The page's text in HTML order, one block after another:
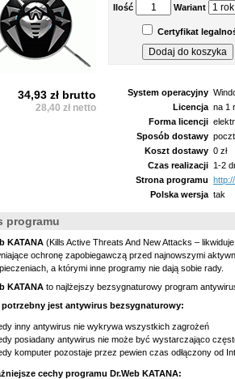
Ilość Wariant
Certyfikat
34,93 zł brutto
28,40 zł netto
System operacyjny
Licencja na 1
Forma licencji
Sposób dostawy
Koszt dostawy 0 zł
Czas realizacji 1-2
Strona programu
Polska wersja tak
programu
KATANA (Kills Active Threats And New Attacks –
ochronę zapobiegawczą przed najnowszymi
a którymi inne programy nie dają sobie rady.
KATANA to najlżejszy bezsygnaturowy program
potrzebny jest antywirus bezsygnaturowy:
inny antywirus nie wykrywa wszystkich zagrożeń
posiadany antywirus nie może być wystarczająco
komputer pozostaje przez pewien czas odłączony od
cechy programu Dr.Web KATANA: